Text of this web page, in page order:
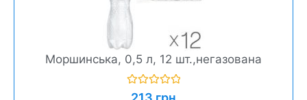
Моршинська, 0,5 л, 12 шт.,негазована
Оцінено